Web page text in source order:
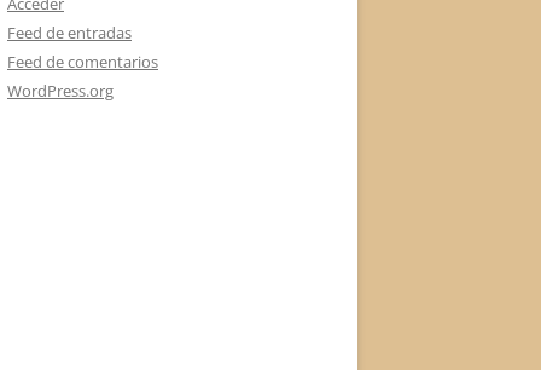
Feed de entradas
Feed de comentarios
WordPress.org